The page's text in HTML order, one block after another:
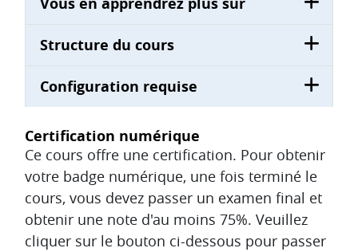
Structure du cours
Configuration requise
Certification numérique
Ce cours offre une certification. Pour obtenir
votre badge numérique, une fois terminé le
cours, vous devez passer un examen final et
obtenir une note d'au moins 75%. Veuillez
cliquer sur le bouton ci-dessous pour passer